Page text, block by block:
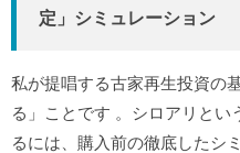
定」シミュレーション
私が提唱する古家再生投資の
る」ことです 。シロアリとい
るには、購入前の徹底したシ